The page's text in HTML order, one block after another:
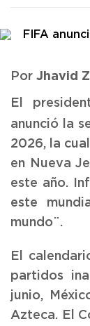
Por Jhavid
El
anunció la
2026, la
en Nueva
este año.
este
mundo¨.
El
partidos
junio,
Azteca. El